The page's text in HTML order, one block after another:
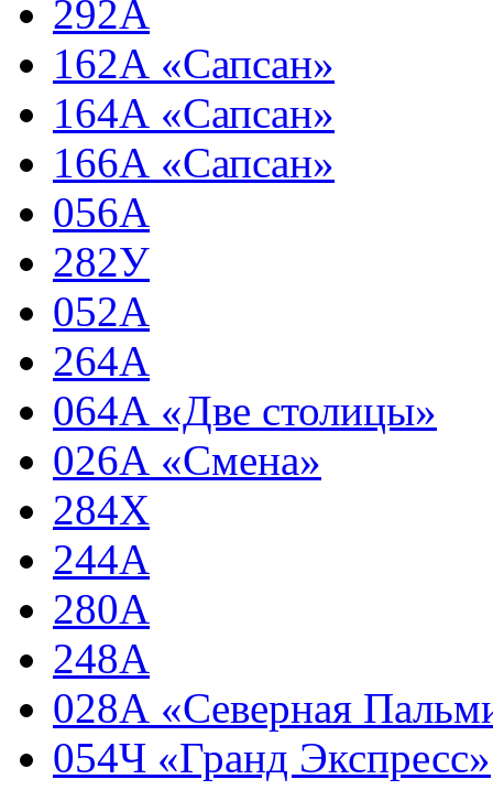
292А
162А «Сапсан»
164А «Сапсан»
166А «Сапсан»
056А
282У
052А
264А
064А «Две столицы»
026А «Смена»
284Х
244А
280А
248А
028А «Северная
054Ч «Гранд Экспресс»